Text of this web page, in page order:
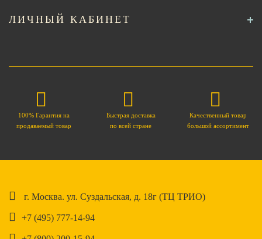
ЛИЧНЫЙ КАБИНЕТ
100% Гарантия на
продаваемый товар
Быстрая доставка
по всей стране
Качественный товар
большой ассортимент
г. Москва. ул. Суздальская, д. 18г (ТЦ ТРИО)
+7 (495) 777-14-94